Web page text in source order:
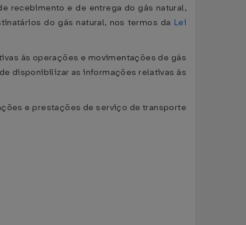
recebimento e de entrega do gás natural,
do gás natural, nos termos da Lei
às operações e movimentações de gás
disponibilizar as informações relativas às
e prestações de serviço de transporte